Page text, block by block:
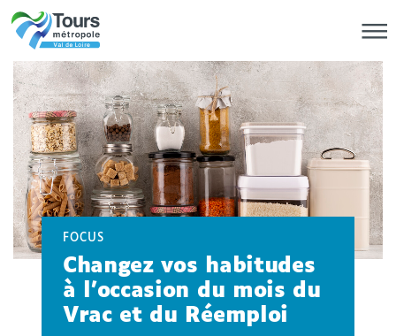
FOCUS
Changez vos habitudes
à l’occasion du mois du
Vrac et du Réemploi